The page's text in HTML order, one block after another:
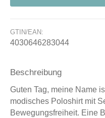
GTIN/EAN:
4030646283044
Beschreibung
Guten Tag, meine Name
modisches Poloshirt mit
Bewegungsfreiheit. Eine